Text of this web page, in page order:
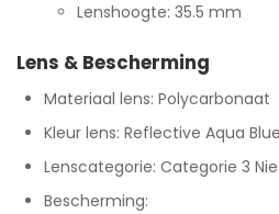
Lenshoogte: 35.5 mm
Lens & Bescherming
Materiaal lens: Polycarbonaat
Kleur lens: Reflective Aqua Blue
Lenscategorie: Categorie 3
Bescherming: